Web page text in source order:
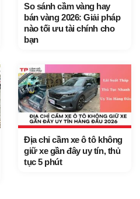
So sánh cầm vàng hay
bán vàng 2026: Giải pháp
nào tối ưu tài chính cho
bạn
Địa chỉ cầm xe ô tô không
giữ xe gần đây uy tín, thủ
tục 5 phút